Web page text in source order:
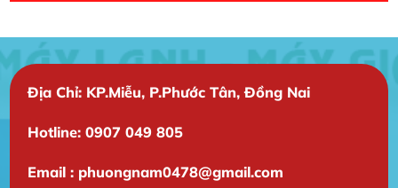
Địa Chỉ: KP.Miễu, P.Phước Tân, Đồng Nai
Hotline: 0907 049 805
Email : phuongnam0478@gmail.com